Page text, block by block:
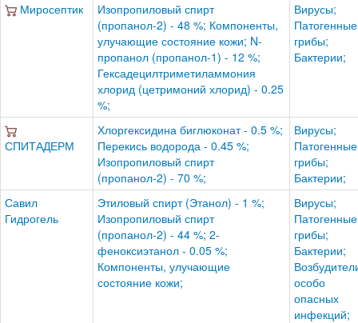
Миросептик
Изопропиловый спирт
(пропанол-2) - 48 %; Компоненты,
улучающие состояние кожи; N-
пропанол (пропанол-1) - 12 %;
Гексадецилтриметиламмония
хлорид (цетримоний хлорид) - 0.25
%;
Вирусы;
Патогенные
грибы;
Бактерии;
СПИТАДЕРМ
Хлоргексидина биглюконат - 0.5 %;
Перекись водорода - 0.45 %;
Изопропиловый спирт
(пропанол-2) - 70 %;
Вирусы;
Патогенные
грибы;
Бактерии;
Савил
Гидрогель
Этиловый спирт (Этанол) - 1 %;
Изопропиловый спирт
(пропанол-2) - 44 %; 2-
феноксиэтанол - 0.05 %;
Компоненты, улучающие
состояние кожи;
Вирусы;
Патогенные
грибы;
Бактерии;
особо
опасных
инфекций;